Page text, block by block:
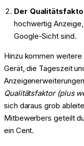
Der
hochwertig
Google-Sicht sind.
Hinzu kommen
Gerät, die Tageszeit
Qualitätsfaktor (plus
sich daraus grob
Mitbewerbers geteilt
ein Cent.